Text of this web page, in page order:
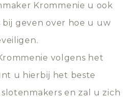
Krommenie u ook
bij geven over hoe u uw
volgens het
u hierbij het beste
en zal u zich